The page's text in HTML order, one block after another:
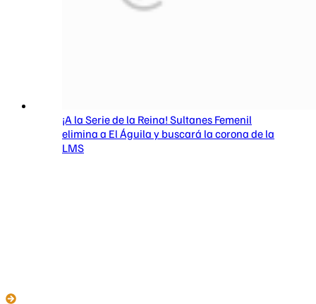
¡A la Serie de la Reina! Sultanes Femenil
elimina a El Águila y buscará la corona de la
LMS